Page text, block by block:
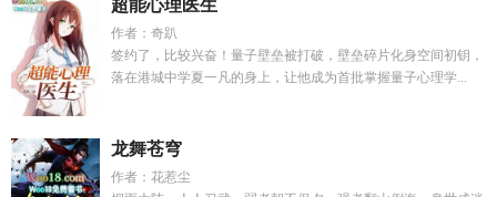
超能心理医生
作者：奇趴
签约了，比较兴奋！量子壁垒被打破，壁垒碎片化身空间初钥，
落在港城中学夏一凡的身上，让他成为首批掌握量子心理学...
龙舞苍穹
作者：花惹尘